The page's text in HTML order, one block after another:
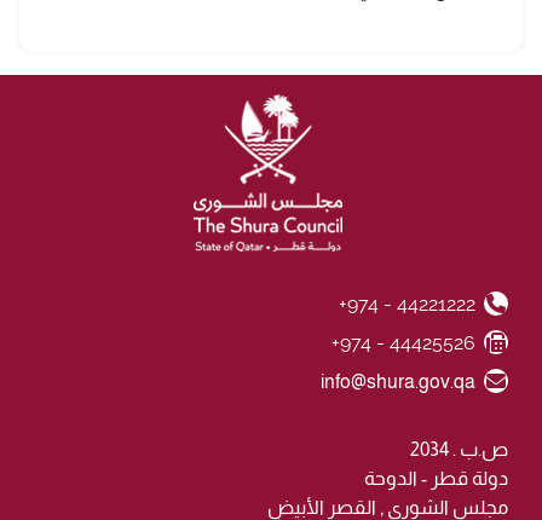
Phone Number
+974 - 44221222
Fax Number
+974 - 44425526
Email ID
info@shura.gov.qa
ص.ب . 2034
دولة قطر - الدوحة
مجلس الشورى , القصر الأبيض